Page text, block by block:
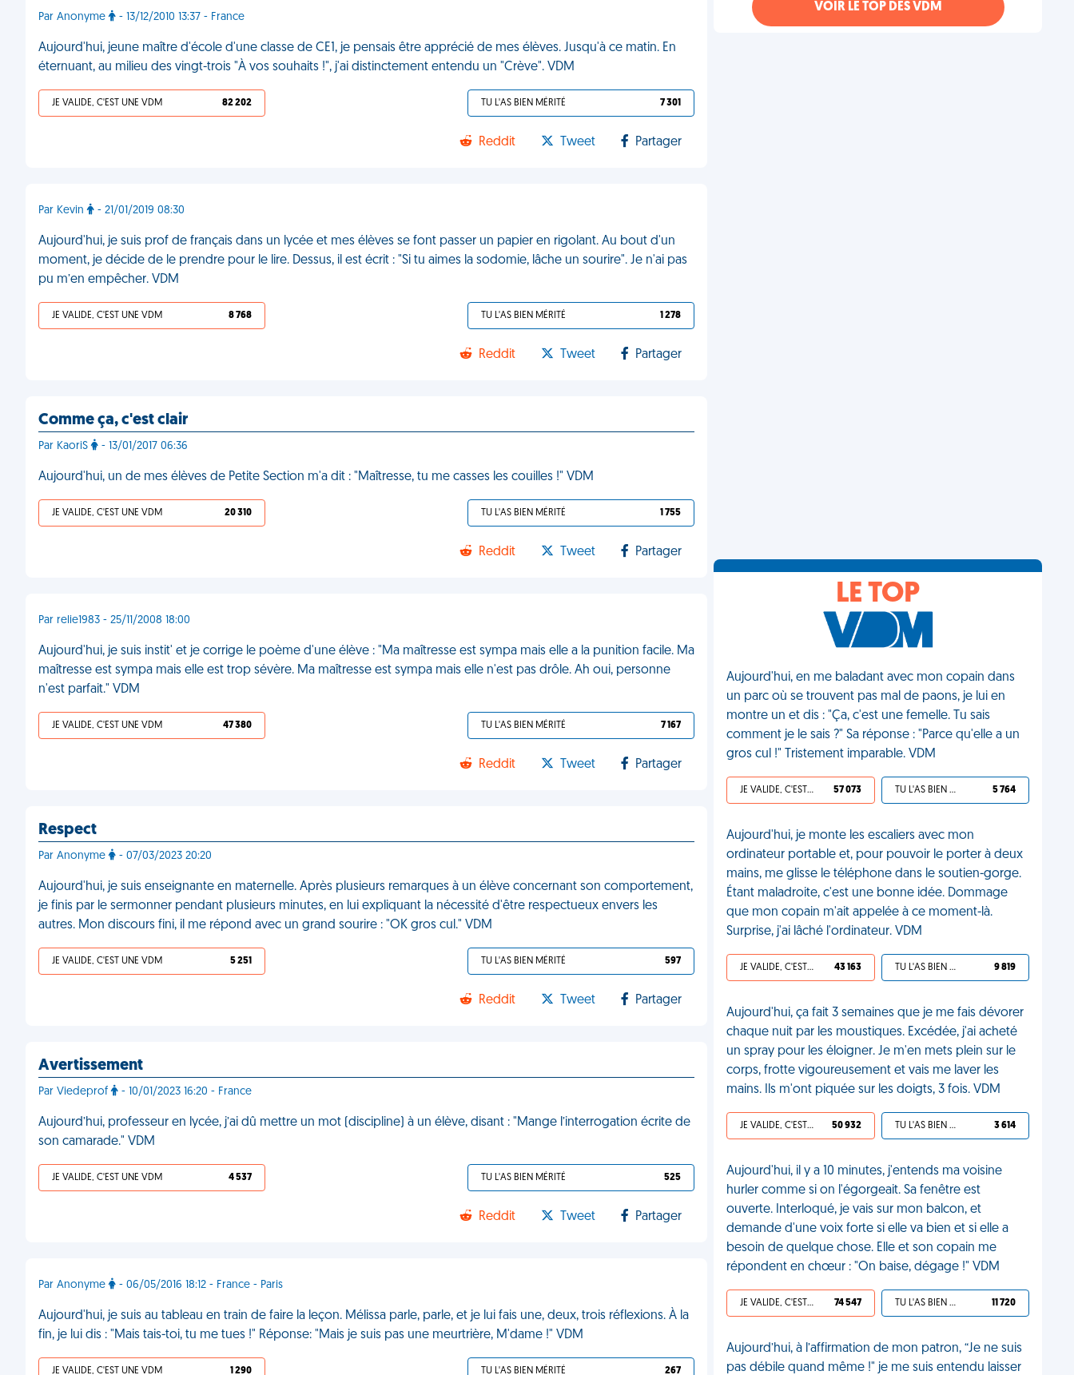
Par Anonyme - 13/12/2010 13:37 - France
Aujourd'hui, jeune maître d'école d'une classe de CE1, je pensais être apprécié de mes élèves. Jusqu'à ce matin. En
éternuant, au milieu des vingt-trois "À vos souhaits !", j'ai distinctement entendu un "Crève". VDM
JE VALIDE, C'EST UNE VDM 82 202 TU L'AS BIEN MÉRITÉ 7 301
Reddit Tweet Partager
Par Kevin - 21/01/2019 08:30
Aujourd'hui, je suis prof de français dans un lycée et mes élèves se font passer un papier en rigolant. Au bout d'un
moment, je décide de le prendre pour le lire. Dessus, il est écrit : "Si tu aimes la sodomie, lâche un sourire". Je n'ai pas
pu m’en empêcher. VDM
JE VALIDE, C'EST UNE VDM 8 768 TU L'AS BIEN MÉRITÉ 1 278
Reddit Tweet Partager
Comme ça, c'est clair
Par KaoriS - 13/01/2017 06:36
Aujourd'hui, un de mes élèves de Petite Section m'a dit : "Maîtresse, tu me casses les couilles !" VDM
JE VALIDE, C'EST UNE VDM 20 310 TU L'AS BIEN MÉRITÉ 1 755
Reddit Tweet Partager
Par relie1983 - 25/11/2008 18:00
Aujourd'hui, je suis instit' et je corrige le poème d'une élève : "Ma maîtresse est sympa mais elle a la punition facile. Ma
maîtresse est sympa mais elle est trop sévère. Ma maîtresse est sympa mais elle n'est pas drôle. Ah oui, personne
n'est parfait." VDM
JE VALIDE, C'EST UNE VDM 47 380 TU L'AS BIEN MÉRITÉ 7 167
Reddit Tweet Partager
Respect
Par Anonyme - 07/03/2023 20:20
Aujourd'hui, je suis enseignante en maternelle. Après plusieurs remarques à un élève concernant son comportement,
je finis par le sermonner pendant plusieurs minutes, en lui expliquant la nécessité d'être respectueux envers les
autres. Mon discours fini, il me répond avec un grand sourire : "OK gros cul." VDM
JE VALIDE, C'EST UNE VDM 5 251 TU L'AS BIEN MÉRITÉ 597
Reddit Tweet Partager
Avertissement
Par Viedeprof - 10/01/2023 16:20 - France
Aujourd’hui, professeur en lycée, j’ai dû mettre un mot (discipline) à un élève, disant : "Mange l’interrogation écrite de
son camarade." VDM
JE VALIDE, C'EST UNE VDM 4 537 TU L'AS BIEN MÉRITÉ 525
Reddit Tweet Partager
Par Anonyme - 06/05/2016 18:12 - France - Paris
Aujourd'hui, je suis au tableau en train de faire la leçon. Mélissa parle, parle, et je lui fais une, deux, trois réflexions. À la
fin, je lui dis : "Mais tais-toi, tu me tues !" Réponse: "Mais je suis pas une meurtrière, M'dame !" VDM
JE VALIDE, C'EST UNE VDM 1 290 TU L'AS BIEN MÉRITÉ 267
VOIR LE TOP DES VDM
LE TOP
Aujourd'hui, en me baladant avec mon copain dans
un parc où se trouvent pas mal de paons, je lui en
montre un et dis : "Ça, c'est une femelle. Tu sais
comment je le sais ?" Sa réponse : "Parce qu'elle a un
gros cul !" Tristement imparable. VDM
JE VALIDE, C'EST UNE VDM 57 073 TU L'AS BIEN MÉRITÉ 5 764
Aujourd'hui, je monte les escaliers avec mon
ordinateur portable et, pour pouvoir le porter à deux
mains, me glisse le téléphone dans le soutien-gorge.
Étant maladroite, c'est une bonne idée. Dommage
que mon copain m'ait appelée à ce moment-là.
Surprise, j'ai lâché l'ordinateur. VDM
JE VALIDE, C'EST UNE VDM 43 163 TU L'AS BIEN MÉRITÉ 9 819
Aujourd'hui, ça fait 3 semaines que je me fais dévorer
chaque nuit par les moustiques. Excédée, j'ai acheté
un spray pour les éloigner. Je m'en mets plein sur le
corps, frotte vigoureusement et vais me laver les
mains. Ils m'ont piquée sur les doigts, 3 fois. VDM
JE VALIDE, C'EST UNE VDM 50 932 TU L'AS BIEN MÉRITÉ 3 614
Aujourd'hui, il y a 10 minutes, j'entends ma voisine
hurler comme si on l'égorgeait. Sa fenêtre est
ouverte. Interloqué, je vais sur mon balcon, et
demande d'une voix forte si elle va bien et si elle a
besoin de quelque chose. Elle et son copain me
répondent en chœur : "On baise, dégage !" VDM
JE VALIDE, C'EST UNE VDM 74 547 TU L'AS BIEN MÉRITÉ 11 720
Aujourd’hui, à l’affirmation de mon patron, “Je ne suis
pas débile quand même !" je me suis entendu laisser